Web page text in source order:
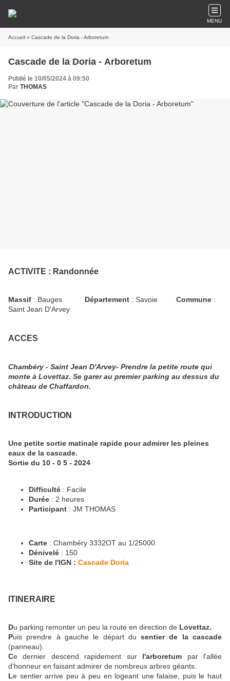
MENU
Accueil » Cascade de la Doria - Arboretum
Cascade de la Doria - Arboretum
Publié le 10/05/2024 à 09:50
Par THOMAS
ACTIVITE : Randonnée
Massif : Bauges Département : Savoie Commune :
Saint Jean D'Arvey
ACCES
Chambéry - Saint Jean D'Arvey- Prendre la petite route qui
monte à Lovettaz. Se garer au premier parking au dessus du
château de Chaffardon.
INTRODUCTION
Une petite sortie matinale rapide pour admirer les pleines
eaux de la cascade.
Sortie du 10 - 0 5 - 2024
Difficulté : Facile
Durée : 2 heures
Participant : JM THOMAS
Carte : Chambéry 3332OT au 1/25000.
Dénivelé : 150
Site de l'IGN : Cascade Doria
ITINERAIRE
Du parking remonter un peu la route en direction de Lovettaz.
Puis prendre à gauche le départ dusentier de la cascade
(panneau).
Ce dernier descend rapidement surl'arboretum par l'allée
d'honneur en faisant admirer de nombreux arbres géants.
Le sentier arrive peu à peu en logeant une falaise, puis le haut